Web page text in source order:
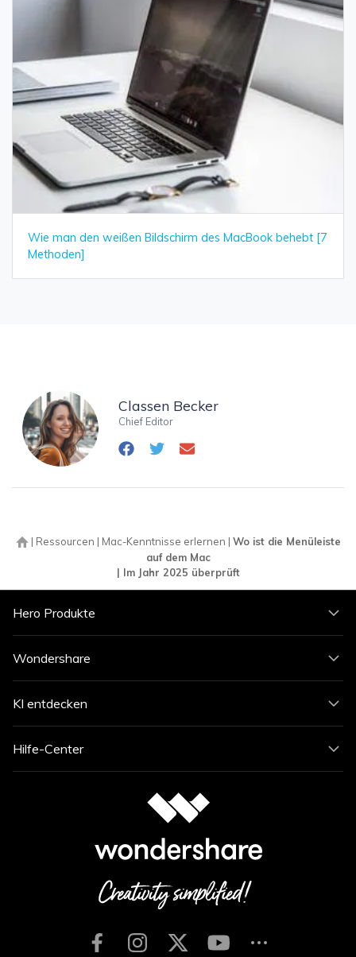
Wie man den weißen Bildschirm des MacBook behebt [7
Methoden]
Classen Becker
Chief Editor
| Ressourcen | Mac-Kenntnisse erlernen | Wo ist die Menüleiste
auf dem Mac
| Im Jahr 2025 überprüft
Hero Produkte
Wondershare
KI entdecken
Hilfe-Center